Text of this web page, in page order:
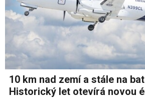
10 km nad zemí a stále na
Historický let otevírá novou